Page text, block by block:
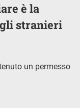
è la
stranieri
un permesso